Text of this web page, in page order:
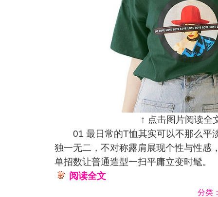
↑ 点击图片阅读全
01 最日常的T恤其实可以不那么平
独一无二，不对称露肩展现个性与性感
单招数让普通造型一扫平庸立变时髦。
阅读全文
分类